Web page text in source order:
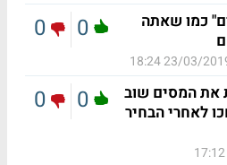
כמו שאתה
23/03/2019
0
0
את המסים שוב
לאחרי הבחיר
0
0